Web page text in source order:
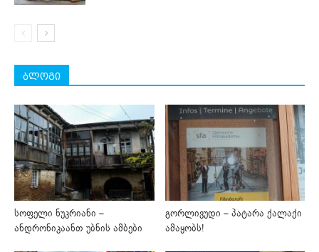
ბლოგი
სოფელი ნუკრიანი –
ანდრონიკაანთ უბნის ამბები
გორლივუდი – პატარა ქალაქი
ამაყობს!